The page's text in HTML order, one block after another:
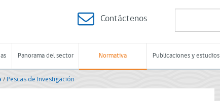
Contáctenos
Panorama del sector Normativa Publicaciones y estudios
/Pescas de Investigación